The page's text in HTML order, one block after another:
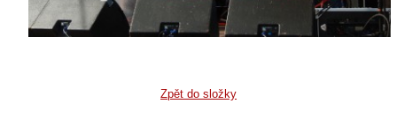
Zpět do složky